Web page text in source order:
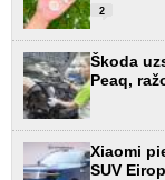
2
Škoda
Peaq,
Xiaomi
SUV